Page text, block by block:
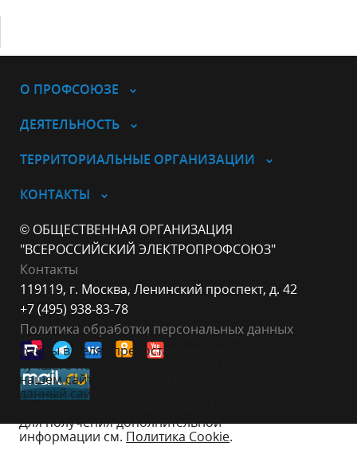
О ПРОФСОЮЗЕ
ДЕЯТЕЛЬНОСТЬ
ТЕРРИТОРИАЛЬНЫЕ ОРГАНИЗАЦИИ
КОНТАКТЫ
© ОБЩЕСТВЕННАЯ ОРГАНИЗАЦИЯ
"ВСЕРОССИЙСКИЙ ЭЛЕКТРОПРОФСОЮЗ"
Контакты
119119, г. Москва, Ленинский проспект, д. 42
+7 (495) 938-83-78
Политика обработки персональных данных
Данный веб-сайт использует cookie-
файлы в целях предоставления вам
лучшего пользовательского опыта на
нашем сайте. Продолжая использовать
данный сайт, вы соглашаетесь с
Для получения дополнительной
информации см. Политика Cookie.